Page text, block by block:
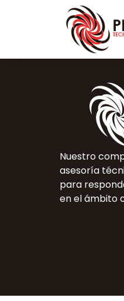
Nuestro
asesoría
para
en el ámbito